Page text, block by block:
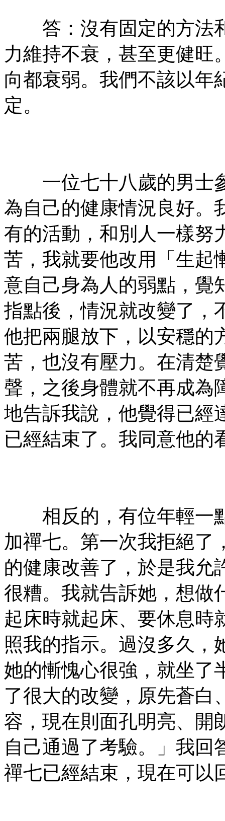
答：沒有固定的方法
力維持不衰，甚至更健旺
向都衰弱。我們不該以年
定。
一位七十八歲的男士
為自己的健康情況良好。
有的活動，和別人一樣努
苦，我就要他改用「生起
意自己身為人的弱點，覺
指點後，情況就改變了，
他把兩腿放下，以安穩
苦，也沒有壓力。在清楚
聲，之後身體就不再成為
地告訴我說，他覺得已經
已經結束了。我同意他的
相反的，有位年輕一
加禪七。第一次我拒絕了
的健康改善了，於是我允
很糟。我就告訴她，想做
起床時就起床、要休息時
照我的指示。過沒多久，
她的慚愧心很強，就坐了
了很大的改變，原先蒼白
容，現在則面孔明亮、開
自己通過了考驗。」我回
禪七已經結束，現在可以